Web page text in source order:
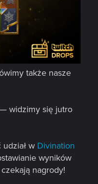
także nasze
widzimy się jutro
w Divination
wyników
nagrody!